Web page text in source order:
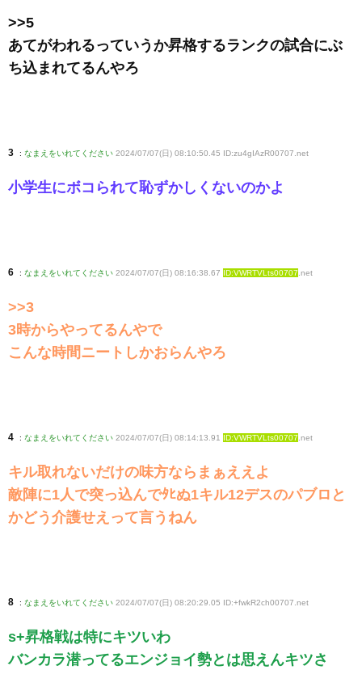
>>5
あてがわれるっていうか昇格するランクの試合にぶ
ち込まれてるんやろ
3 : なまえをいれてください 2024/07/07(日) 08:10:50.45 ID:zu4gIAzR00707 .net
小学生にボコられて恥ずかしくないのかよ
6 : なまえをいれてください 2024/07/07(日) 08:16:38.67 ID:VWRTVLts00707 .net
>>3
3時からやってるんやで
こんな時間ニートしかおらんやろ
4 : なまえをいれてください 2024/07/07(日) 08:14:13.91 ID:VWRTVLts00707 .net
キル取れないだけの味方ならまぁええよ
敵陣に1人で突っ込んでﾀﾋぬ1キル12デスのパブロと
かどう介護せえって言うねん
8 : なまえをいれてください 2024/07/07(日) 08:20:29.05 ID:+fwkR2ch00707 .net
s+昇格戦は特にキツいわ
バンカラ潜ってるエンジョイ勢とは思えんキツさ